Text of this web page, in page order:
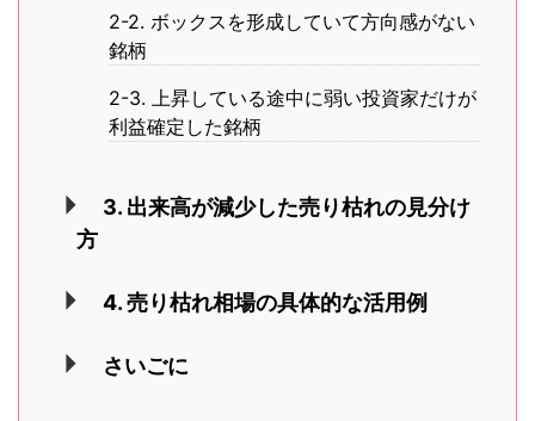
2-2. ボックスを形成していて方向感がない
銘柄
2-3. 上昇している途中に弱い投資家だけが
利益確定した銘柄
3. 出来高が減少した売り枯れの見分け
方
4. 売り枯れ相場の具体的な活用例
さいごに